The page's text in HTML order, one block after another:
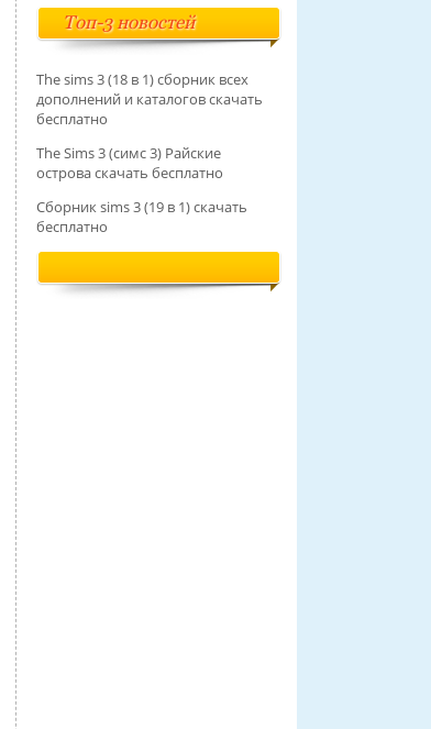
Топ-3 новостей
The sims 3 (18 в 1) сборник всех
дополнений и каталогов скачать
бесплатно
The Sims 3 (симс 3) Райские
острова скачать бесплатно
Сборник sims 3 (19 в 1) скачать
бесплатно